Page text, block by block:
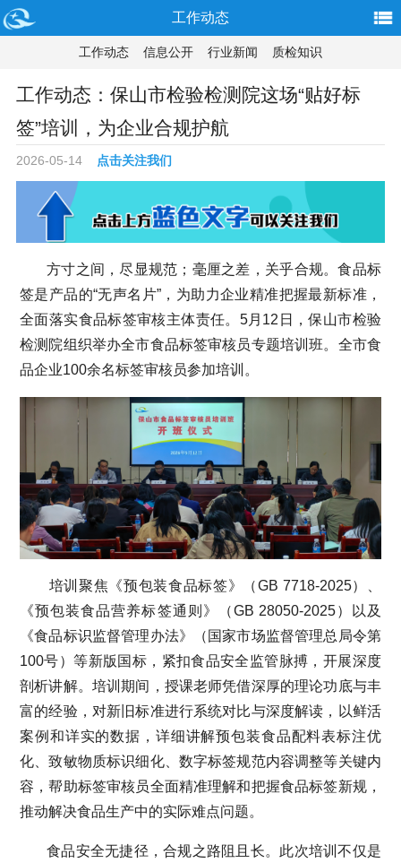
工作动态
工作动态 信息公开 行业新闻 质检知识
工作动态：保山市检验检测院这场“贴好标
签”培训，为企业合规护航
2026-05-14 点击关注我们
方寸之间，尽显规范；毫厘之差，关乎合规。食品标
签是产品的“无声名片”，为助力企业精准把握最新标准，
全面落实食品标签审核主体责任。5月12日，保山市检验
检测院组织举办全市食品标签审核员专题培训班。全市食
品企业100余名标签审核员参加培训。
培训聚焦《预包装食品标签》（GB 7718-2025）、
《预包装食品营养标签通则》（GB 28050-2025）以及
《食品标识监督管理办法》（国家市场监督管理总局令第
100号）等新版国标，紧扣食品安全监管脉搏，开展深度
剖析讲解。培训期间，授课老师凭借深厚的理论功底与丰
富的经验，对新旧标准进行系统对比与深度解读，以鲜活
案例和详实的数据，详细讲解预包装食品配料表标注优
化、致敏物质标识细化、数字标签规范内容调整等关键内
容，帮助标签审核员全面精准理解和把握食品标签新规，
推动解决食品生产中的实际难点问题。
食品安全无捷径，合规之路阻且长。此次培训不仅是